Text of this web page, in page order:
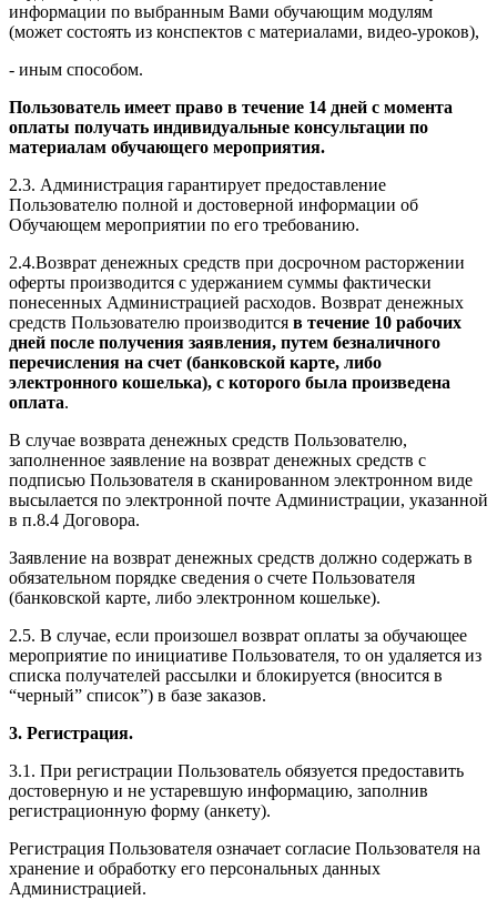
информации по выбранным Вами обучающим модулям
(может состоять из конспектов с материалами, видео-уроков),
- иным способом.
Пользователь имеет право в течение 14 дней с момента
оплаты получать индивидуальные консультации по
материалам обучающего мероприятия.
2.3. Администрация гарантирует предоставление
Пользователю полной и достоверной информации об
Обучающем мероприятии по его требованию.
2.4.Возврат денежных средств при досрочном расторжении
оферты производится с удержанием суммы фактически
понесенных Администрацией расходов. Возврат денежных
средств Пользователю производится в течение 10 рабочих
дней после получения заявления, путем безналичного
перечисления на счет (банковской карте, либо
электронного кошелька), с которого была произведена
оплата.
В случае возврата денежных средств Пользователю,
заполненное заявление на возврат денежных средств с
подписью Пользователя в сканированном электронном виде
высылается по электронной почте Администрации, указанной
в п.8.4 Договора.
Заявление на возврат денежных средств должно содержать в
обязательном порядке сведения о счете Пользователя
(банковской карте, либо электронном кошельке).
2.5. В случае, если произошел возврат оплаты за обучающее
мероприятие по инициативе Пользователя, то он удаляется из
списка получателей рассылки и блокируется (вносится в
“черный” список”) в базе заказов.
3. Регистрация.
3.1. При регистрации Пользователь обязуется предоставить
достоверную и не устаревшую информацию, заполнив
регистрационную форму (анкету).
Регистрация Пользователя означает согласие Пользователя на
хранение и обработку его персональных данных
Администрацией.